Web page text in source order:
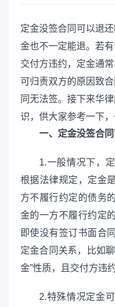
定金没签合同可以退
金也不一定能退。若
交付方违约，定金通
可归责双方的原因致
同无法签。接下来华
识，供大家参考一下，
一、定金没签合
1.一般情况下，
根据法律规定，定金
方不履行约定的债务
金的一方不履行约定
即使没有签订书面合
定金合同关系，比如
金”性质，且交付方违
2.特殊情况定金